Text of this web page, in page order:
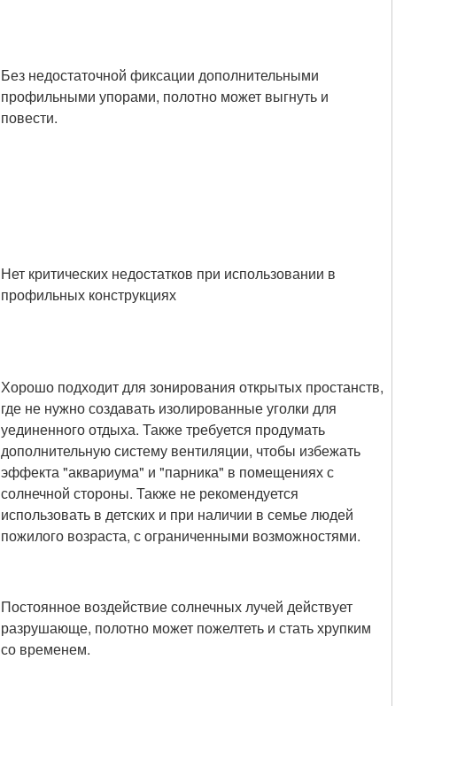
Без недостаточной фиксации дополнительными
профильными упорами, полотно может выгнуть и
повести.
Нет критических недостатков при использовании в
профильных конструкциях
Хорошо подходит для зонирования открытых простанств,
где не нужно создавать изолированные уголки для
уединенного отдыха. Также требуется продумать
дополнительную систему вентиляции, чтобы избежать
эффекта "аквариума" и "парника" в помещениях с
солнечной стороны. Также не рекомендуется
использовать в детских и при наличии в семье людей
пожилого возраста, с ограниченными возможностями.
Постоянное воздействие солнечных лучей действует
разрушающе, полотно может пожелтеть и стать хрупким
со временем.